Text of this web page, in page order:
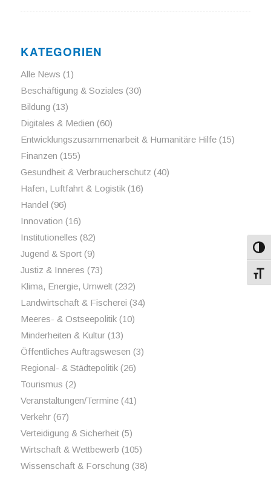
KATEGORIEN
Alle News (1)
Beschäftigung & Soziales (30)
Bildung (13)
Digitales & Medien (60)
Entwicklungszusammenarbeit & Humanitäre Hilfe(15)
Finanzen (155)
Gesundheit & Verbraucherschutz (40)
Hafen, Luftfahrt & Logistik(16)
Handel (96)
Innovation (16)
Institutionelles (82)
Jugend & Sport(9)
Justiz & Inneres (73)
Klima, Energie, Umwelt(232)
Landwirtschaft & Fischerei (34)
Meeres- & Ostseepolitik(10)
Minderheiten & Kultur(13)
Öffentliches Auftragswesen (3)
Regional- & Städtepolitik(26)
Tourismus (2)
Veranstaltungen/Termine(41)
Verkehr(67)
Verteidigung & Sicherheit(5)
Wirtschaft & Wettbewerb (105)
Wissenschaft & Forschung (38)